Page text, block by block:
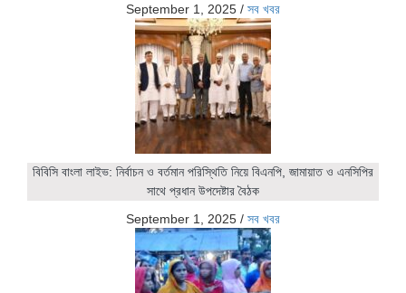
September 1, 2025 / সব খবর
বিবিসি বাংলা লাইভ: নির্বাচন ও বর্তমান পরিস্থিতি নিয়ে বিএনপি, জামায়াত ও এনসিপির
সাথে প্রধান উপদেষ্টার বৈঠক
September 1, 2025 / সব খবর